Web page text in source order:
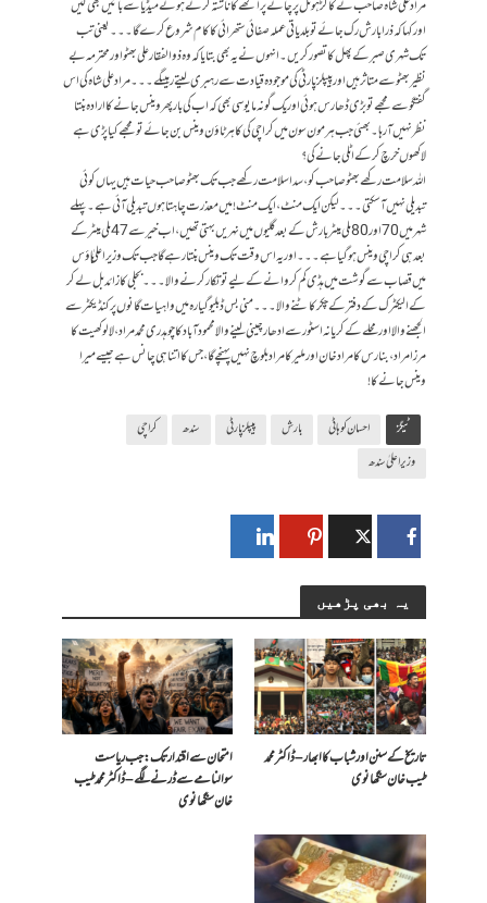
مراد علی شاہ صاحب نے کاکڑ ہوٹل پر چائے پراٹھے کا ناشتہ کرتے ہوئے میڈیا سے باتیں بھی کیں
اور کہا کہ ذرا بارش رک جائے تو بلدیاتی عملہ صفائی ستھرائی کا کام شروع کر ے گا۔۔۔ یعنی تب
تک شہری صبر کے پھل کا تصور کریں۔ انہوں نے یہ بھی بتایا کہ وہ ذوالفقار علی بھٹو اور محترمہ بے
نظیر بھٹو سے متاثر ہیں اور پیپلز پارٹی کی موجودہ قیادت سے رہبری لیتے رہیںگے۔۔۔ مراد علی شاہ کی اس
گفتگو سے مجھے تو بڑی ڈھارس ہوئی اور یک گونہ مایوسی بھی کہ اب کی بار پھر وینس جانے کا ارادہ بنتا
نظر نہیں آرہا۔ بھئی جب ہر مون سون میں کراچی کی کا ہر ٹاؤن وینس بن جائے تو مجھے کیا پڑی ہے
لاکھوں خرچ کرکے اٹلی جانے کی؟
اللہ سلامت رکھے بھٹو صاحب کو، سدا سلامت رکھے جب تک بھٹو صاحب حیات ہیں یہاں کوئی
تبدیلی نہیں آسکتی۔۔۔ لیکن ایک منٹ، ایک منٹ! میں معذرت چاہتا ہوں تبدیلی آئی ہے۔ پہلے
شہر میں 70اور80ملی میٹر بارش کے بعد گلیوں میں نہریں بہتی تھیں، اب خیر سے47ملی میٹر کے
بعد ہی کراچی وینس ہو گیا ہے۔۔۔ اور یہ اس وقت تک وینس بنتا رہے گا جب تک وزیر اعلیٰ ہاؤس
میں قصاب سے گوشت میں ہڈی کم کروانے کے لیے تو تکار کرنے والا۔۔۔بجلی کا زائد بل لے کر
کے الیکٹرک کے دفتر کے چکر کاٹنے والا۔۔۔ منی بس ڈبلیو گیارہ میں واہیات گانوں پر کنڈیکٹر سے
الجھنے والا اورمحلے کے کریانہ اسٹور سے ادھار چینی لینے والا محمودآباد کا چوہدری محمد مراد، لالوکھیت کا
مرزا مراد ،بنارس کا مراد خان اور ملیر کا مراد بلوچ نہیں پہنچے گا، جس کا اتنا ہی چانس ہے جیسے میرا
وینس جانے کا !
ٹیگز احسان کوہاٹی بارش پیپلز پارٹی سندھ
کراچی
وزیراعلیٰ سندھ
یہ بھی پڑھیں
تاریخ کے سنن اور شباب کا ابھار – ڈاکٹر محمد
طیب خان سنگھانوی
امتحان سے اقتدار تک: جب ریاست
سوالنامے سے ڈرنے لگے – ڈاکٹر محمد طیب
خان سنگھانوی